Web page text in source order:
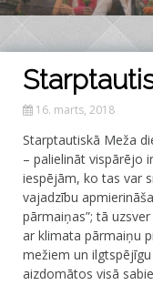
16. marts, 2018
Starptautiskā Meža
– palielināt vispārējo
iespējām, ko tas var
vajadzību
pārmaiņas”; tā
ar klimata pārmaiņu
mežiem un
aizdomātos visā